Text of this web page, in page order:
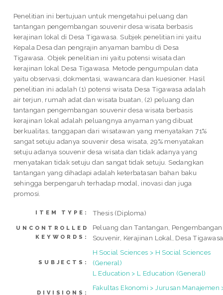
Penelitian ini bertujuan untuk mengetahui peluang dan
tantangan pengembangan souvenir desa wisata berbasis
kerajinan lokal di Desa Tigawasa. Subjek penelitian ini yaitu
Kepala Desa dan pengrajin anyaman bambu di Desa
Tigawasa. Objek penelitian ini yaitu potensi wisata dan
kerajinan lokal Desa Tigawasa. Metode pengumpulan data
yaitu observasi, dokmentasi, wawancara dan kuesioner. Hasil
penelitian ini adalah (1) potensi wisata Desa Tigawasa adalah
air terjun, rumah adat dan wisata buatan, (2) peluang dan
tantangan pengembangan souvenir desa wisata berbasis
kerajinan lokal adalah peluangnya anyaman yang dibuat
berkualitas, tanggapan dari wisatawan yang menyatakan 71%
sangat setuju adanya souvenir desa wisata, 29% menyatakan
setuju adanya souvenir desa wisata dan tidak adanya yang
menyatakan tidak setuju dan sangat tidak setuju. Sedangkan
tantangan yang dihadapi adalah keterbatasan bahan baku
sehingga berpengaruh terhadap modal, inovasi dan juga
promosi.
ITEM TYPE: Thesis (Diploma)
UNCONTROLLED
KEYWORDS:
Peluang dan Tantangan, Pengembangan
Souvenir, Kerajinan Lokal, Desa Tigawasa
SUBJECTS:
H Social Sciences > H Social Sciences
(General)
L Education > L Education (General)
DIVISIONS:
Fakultas Ekonomi > Jurusan Manajemen